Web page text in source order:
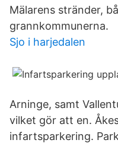
Mälarens stränder,
grannkommunerna.
Sjo i harjedalen
Arninge, samt
vilket gör att en.
infartsparkering.